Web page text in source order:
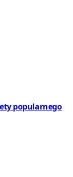
popularnego